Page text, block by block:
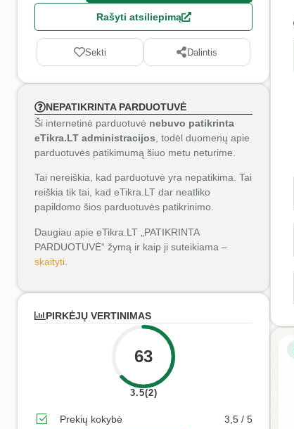
Rašyti atsiliepimą
Sekti Dalintis
NEPATIKRINTA PARDUOTUVĖ
Ši internetinė parduotuvė nebuvo patikrinta
eTikra.LT administracijos , todėl duomenų apie
parduotuvės patikimumą šiuo metu neturime.
Tai nereiškia, kad parduotuvė yra nepatikima. Tai
reiškia tik tai, kad eTikra.LT dar neatliko
papildomo šios parduotuvės patikrinimo.
Daugiau apie eTikra.LT „PATIKRINTA
PARDUOTUVĖ“ žymą ir kaip ji suteikiama –
skaityti
PIRKĖJŲ VERTINIMAS
63
3.5(2)
Prekių kokybė 3,5 / 5